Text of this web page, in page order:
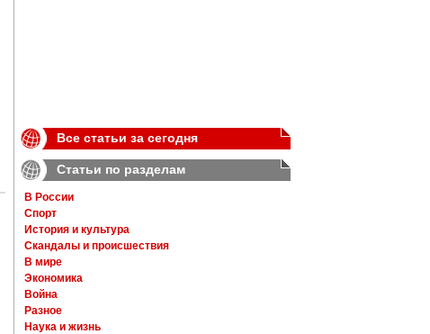
Все статьи за сегодня
Статьи по разделам
В России
Спорт
История и культура
Скандалы и происшествия
В мире
Экономика
Война
Разное
Наука и жизнь